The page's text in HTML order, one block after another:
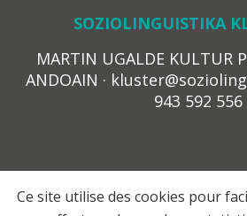
SOZIOLINGUISTIKA
MARTIN UGALDE KULTUR
ANDOAIN ·
943 592 556
Ce site utilise des cookies pour